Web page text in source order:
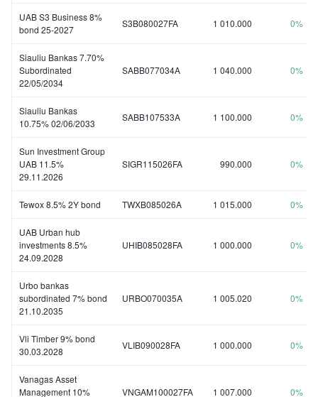
UAB S3 Business 8%
bond 25-2027
S3B080027FA 1 010.000 0%
Siauliu Bankas 7.70%
Subordinated
22/05/2034
SABB077034A 1 040.000 0%
Siauliu Bankas
10.75% 02/06/2033
SABB107533A 1 100.000 0%
Sun Investment Group
UAB 11.5%
29.11.2026
SIGR115026FA 990.000 0%
Tewox 8.5% 2Y bond TWXB085026A 1 015.000 0%
UAB Urban hub
investments 8.5%
24.09.2028
UHIB085028FA 1 000.000 0%
Urbo bankas
subordinated 7% bond
21.10.2035
URBO070035A 1 005.020 0%
Vli Timber 9% bond
30.03.2028
VLIB090028FA 1 000.000 0%
Vanagas Asset
Management 10%
VNGAM100027FA 1 007.000 0%